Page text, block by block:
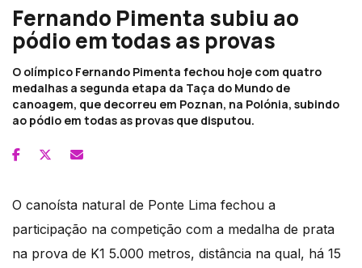
Fernando Pimenta subiu ao
pódio em todas as provas
O olímpico Fernando Pimenta fechou hoje com quatro
medalhas a segunda etapa da Taça do Mundo de
canoagem, que decorreu em Poznan, na Polónia, subindo
ao pódio em todas as provas que disputou.
O canoísta natural de Ponte Lima fechou a
participação na competição com a medalha de prata
na prova de K1 5.000 metros, distância na qual, há 15